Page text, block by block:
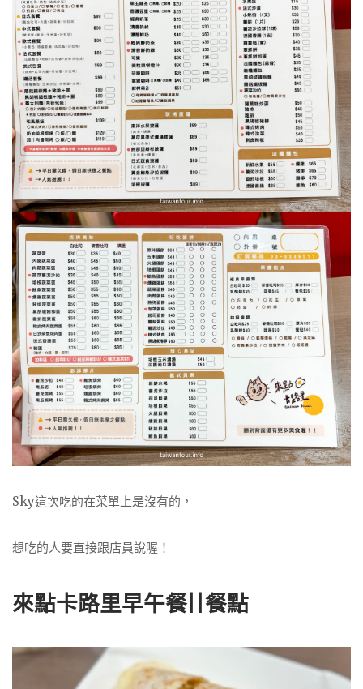
Sky這次吃的在菜單上是沒有的，
想吃的人要直接跟店員說喔！
來點卡路里早午餐||餐點